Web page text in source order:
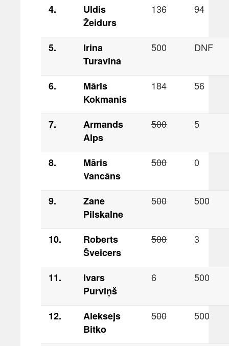
4.
Uldis
Žeidurs
136 94
5.
Irina
Turavina
500 DNF
6.
Māris
Kokmanis
184 56
7.
Armands
Alps
500 5
8.
Māris
Vancāns
500 0
9.
Zane
Pilskalne
500 500
10.
Roberts
Šveicers
500 3
11.
Ivars
Purviņš
6 500
12.
Aleksejs
Bitko
500 500